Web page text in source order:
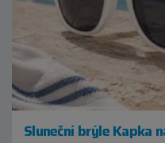
Sluneční brýle Kapka